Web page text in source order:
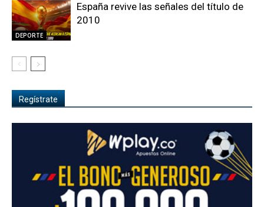
DEPORTE
España revive las señales del título de
2010
Regístrate